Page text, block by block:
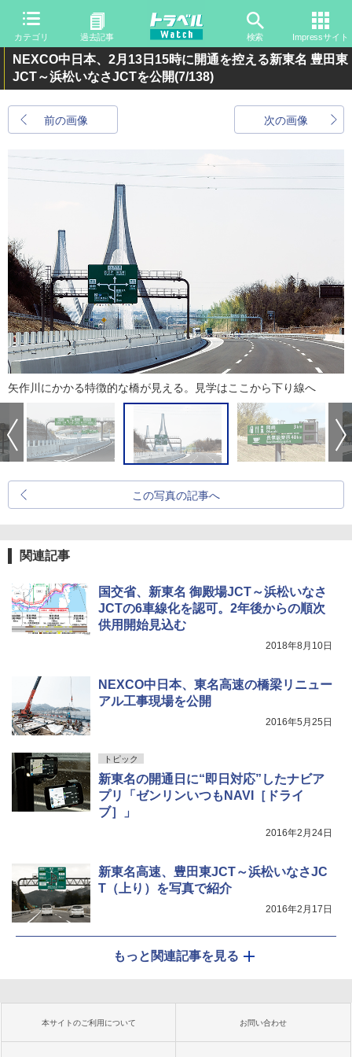
カテゴリ 過去記事 検索 Impressサイト
NEXCO中日本、2月13日15時に開通を控える新東名 豊田東
JCT～浜松いなさJCTを公開(7/138)
前の画像 次の画像
矢作川にかかる特徴的な橋が見える。見学はここから下り線へ
この写真の記事へ
関連記事
国交省、新東名 御殿場JCT～浜松いなさ
JCTの6車線化を認可。2年後からの順次
供用開始見込む
2018年8月10日
NEXCO中日本、東名高速の橋梁リニュー
アル工事現場を公開
2016年5月25日
トピック
新東名の開通日に“即日対応”したナビア
プリ「ゼンリンいつもNAVI［ドライ
ブ］」
2016年2月24日
新東名高速、豊田東JCT～浜松いなさJC
T（上り）を写真で紹介
2016年2月17日
もっと関連記事を見る
本サイトのご利用について お問い合わせ